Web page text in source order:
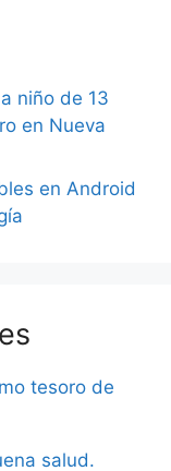
niño de 13
en Nueva
en Android
tesoro de
salud.